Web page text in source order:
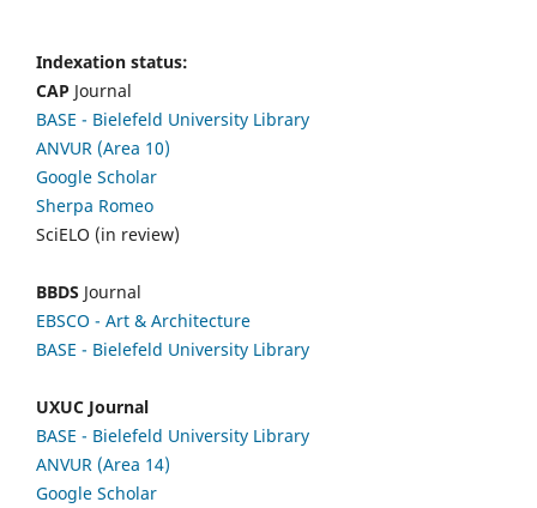
Indexation status:
CAP Journal
BASE - Bielefeld University Library
ANVUR (Area 10)
Google Scholar
Sherpa Romeo
SciELO (in review)
BBDS Journal
EBSCO - Art & Architecture
BASE - Bielefeld University Library
UXUC Journal
BASE - Bielefeld University Library
ANVUR (Area 14)
Google Scholar